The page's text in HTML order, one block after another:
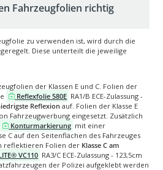
Fahrzeugfolien richtig
zu verwenden ist, wird durch die
geregelt. Diese unterteilt die jeweilige
der Klassen E und C. Folien der
Reflexfolie 580E RA1/B ECE-Zulassung -
Reflexion auf. Folien der Klasse E
Fahrzeugwerbung eingesetzt. Zusätzlich
Konturmarkierung mit einer
C auf den Seitenflächen des Fahrzeuges
reflektieren Folien der Klasse C am
VC110 RA3/C ECE-Zulassung - 123,5cm
der Polizei aufgeklebt werden